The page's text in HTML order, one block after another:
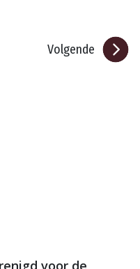
Volgende
voor de